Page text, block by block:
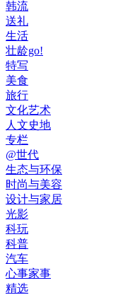
韩流
送礼
生活
壮龄go!
特写
美食
旅行
文化艺术
人文史地
专栏
@世代
生态与环保
时尚与美容
设计与家居
光影
科玩
科普
汽车
心事家事
精选